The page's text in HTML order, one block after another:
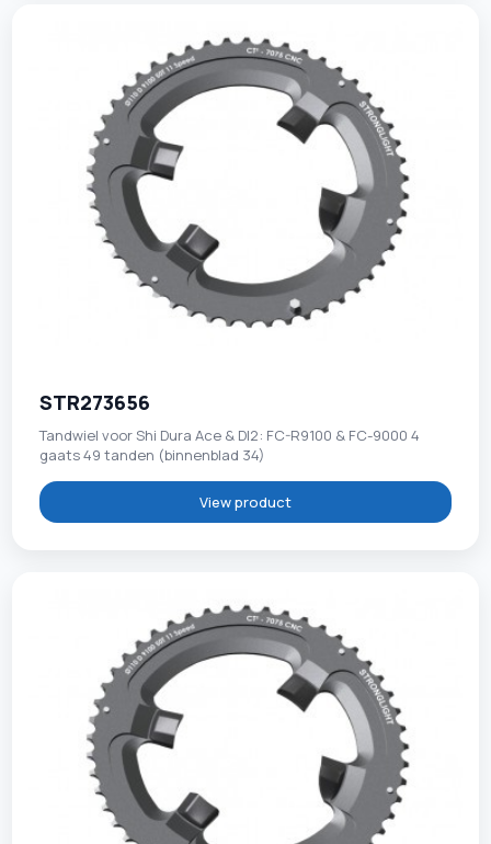
STR273656
Tandwiel voor Shi Dura Ace & DI2: FC-R9100 & FC-9000 4
gaats 49 tanden (binnenblad 34)
View product